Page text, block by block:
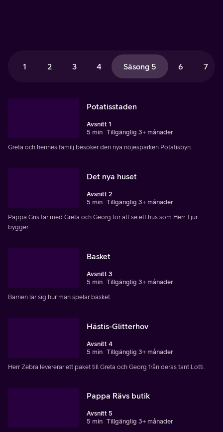
1 2 3 4 Säsong 5 6 7
Potatisstaden
Avsnitt 1
5 min Tillgänglig 3+ månader
Greta och hennes familj besöker den nya nöjesparken Potatisbyn.
Det nya huset
Avsnitt 2
5 min Tillgänglig 3+ månader
Pappa Gris tar med Greta och Georg för att se ett hus som Herr Tjur
bygger.
Basket
Avsnitt 3
5 min Tillgänglig 3+ månader
Barnen lär sig hur man spelar basket.
Hästis-Glitterhov
Avsnitt 4
5 min Tillgänglig 3+ månader
Herr Zebra levererar ett paket till Greta och Georg från deras tant Lotti.
Pappa Rävs butik
Avsnitt 5
5 min Tillgänglig 3+ månader